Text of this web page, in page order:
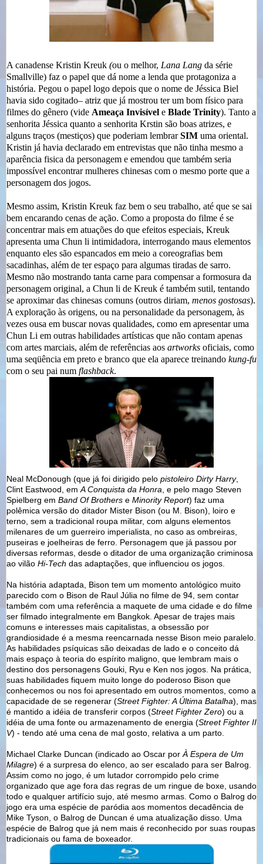
A canadense Kristin Kreuk (ou o melhor, Lana Lang da série
Smallville) faz o papel que dá nome a lenda que protagoniza a
história. Pegou o papel logo depois que o nome de Jéssica Biel
havia sido cogitado– atriz que já mostrou ter um bom físico para
filmes do gênero (vide Ameaça Invisível e Blade Trinity). Tanto a
senhorita Jéssica quanto a senhorita Krstin são boas atrizes, e
alguns traços (mestiços) que poderiam lembrarSIM uma oriental.
Kristin já havia declarado em entrevistas que não tinha mesmo a
aparência fisica da personagem e emendou que também seria
impossível encontrar mulheres chinesas com o mesmo porte que a
personagem dos jogos.
Mesmo assim, Kristin Kreuk faz bem o seu trabalho, até que se sai
bem encarando cenas de ação. Como a proposta do filme é se
concentrar mais em atuações do que efeitos especiais, Kreuk
apresenta uma Chun li intimidadora, interrogando maus elementos
enquanto eles são espancados em meio a coreografias bem
sacadinhas, além de ter espaço para algumas tiradas de sarro.
Mesmo não mostrando tanta carne para compensar a formosura da
personagem original, a Chun li de Kreuk é também sutil, tentando
se aproximar das chinesas comuns (outros diriam, menos gostosas).
A exploração às origens, ou na personalidade da personagem, às
vezes ousa em buscar novas qualidades, como em apresentar uma
Chun Li em outras habilidades artísticas que não contam apenas
com artes marciais, além de referências aos artworks oficiais, como
uma seqüência em preto e branco que ela aparece treinando kung-fu
com o seu pai num flashback.
Neal McDonough (que já foi dirigido pelo pistoleiro Dirty Harry,
Clint Eastwood, em A Conquista da Honra , e pelo mago Steven
Spielberg em Band Of Brothers e Minority Report) faz uma
polêmica versão do ditador Mister Bison (ou M. Bison), loiro e
terno, sem a tradicional roupa militar, com alguns elementos
milenares de um guerreiro imperialista, no caso as ombreiras,
puseiras e joelheiras de ferro. Personagem que já passou por
diversas reformas, desde o ditador de uma organização criminosa
ao vilão Hi-Tech das adaptações, que influenciou os jogos.
Na história adaptada, Bison tem um momento antológico muito
parecido com o Bison de Raul Júlia no filme de 94, sem contar
também com uma referência a maquete de uma cidade e do filme
ser filmado integralmente em Bangkok. Apesar de trajes mais
comuns e interesses mais capitalistas, a obsessão por
grandiosidade é a mesma reencarnada nesse Bison meio paralelo.
As habilidades psíquicas são deixadas de lado e o conceito dá
mais espaço à teoria do espírito maligno, que lembram mais o
destino dos personagens Gouki, Ryu e Ken nos jogos. Na prática,
suas habilidades fiquem muito longe do poderoso Bison que
conhecemos ou nos foi apresentado em outros momentos, como a
capacidade de se regenerar (Street Fighter: A Última Batalha), mas
é mantido a idéia de transferir corpos (Street Fighter Zero) ou a
idéia de uma fonte ou armazenamento de energia (Street Fighter II
V) - tendo até uma cena de mal gosto, relativa a um parto.
Michael Clarke Duncan (indicado ao Oscar por À Espera de Um
Milagre) é a surpresa do elenco, ao ser escalado para ser Balrog.
Assim como no jogo, é um lutador corrompido pelo crime
organizado que age fora das regras de um ringue de boxe, usando
todo e qualquer artifício sujo, até mesmo armas. Como o Balrog do
jogo era uma espécie de paródia aos momentos decadência de
Mike Tyson, o Balrog de Duncan é uma atualização disso. Uma
espécie de Balrog que já nem mais é reconhecido por suas roupas
tradicionais ou fama de boxeador.